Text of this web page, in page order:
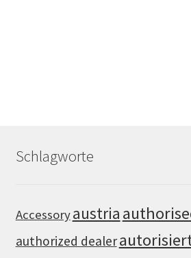
Schlagworte
Accessoryaustria
authorized dealer